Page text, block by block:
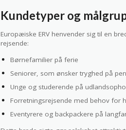
Kundetyper og
Europæiske ERV henvender sig til en
rejsende:
Børnefamilier på ferie
Seniorer, som ønsker tryghed på
Unge og studerende på
Forretningsrejsende med behov for
Eventyrere og backpackere på